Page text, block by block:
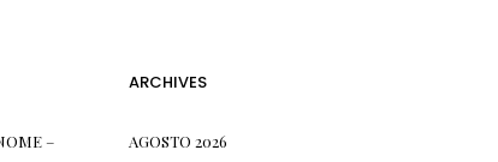
–
ARCHIVES
AGOSTO 2026